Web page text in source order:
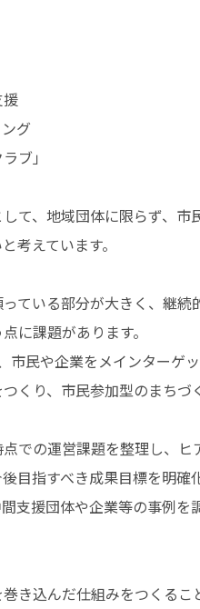
グ
ブ」
て、地域団体に限らず、
考えています。
ている部分が大きく、継
に課題があります。
市民や企業をメインターゲ
くり、市民参加型のまちづ
での運営課題を整理し、
目指すべき成果目標を明
支援団体や企業等の事例
き込んだ仕組みをつくる